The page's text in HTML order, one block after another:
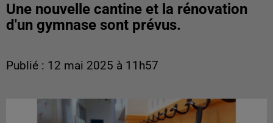
Une nouvelle cantine et la rénovation
d'un gymnase sont prévus.
Publié : 12 mai 2025 à 11h57